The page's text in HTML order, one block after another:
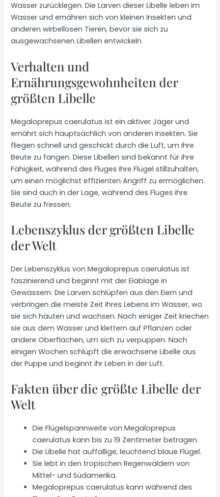
Wasser zurücklegen. Die Larven dieser Libelle leben im
Wasser und ernähren sich von kleinen Insekten und
anderen wirbellosen Tieren, bevor sie sich zu
ausgewachsenen Libellen entwickeln.
Verhalten und
Ernährungsgewohnheiten der
größten Libelle
Megaloprepus caerulatus ist ein aktiver Jäger und
ernährt sich hauptsächlich von anderen Insekten. Sie
fliegen schnell und geschickt durch die Luft, um ihre
Beute zu fangen. Diese Libellen sind bekannt für ihre
Fähigkeit, während des Fluges ihre Flügel stillzuhalten,
um einen möglichst effizienten Angriff zu ermöglichen.
Sie sind auch in der Lage, während des Fluges ihre
Beute zu fressen.
Lebenszyklus der größten Libelle
der Welt
Der Lebenszyklus von Megaloprepus caerulatus ist
faszinierend und beginnt mit der Eiablage in
Gewässern. Die Larven schlüpfen aus den Eiern und
verbringen die meiste Zeit ihres Lebens im Wasser, wo
sie sich häuten und wachsen. Nach einiger Zeit kriechen
sie aus dem Wasser und klettern auf Pflanzen oder
andere Oberflächen, um sich zu verpuppen. Nach
einigen Wochen schlüpft die erwachsene Libelle aus
der Puppe und beginnt ihr Leben in der Luft.
Fakten über die größte Libelle der
Welt
Die Flügelspannweite von Megaloprepus
caerulatus kann bis zu 19 Zentimeter betragen.
Die Libelle hat auffällige, leuchtend blaue Flügel.
Sie lebt in den tropischen Regenwäldern von
Mittel- und Südamerika.
Megaloprepus caerulatus kann während des